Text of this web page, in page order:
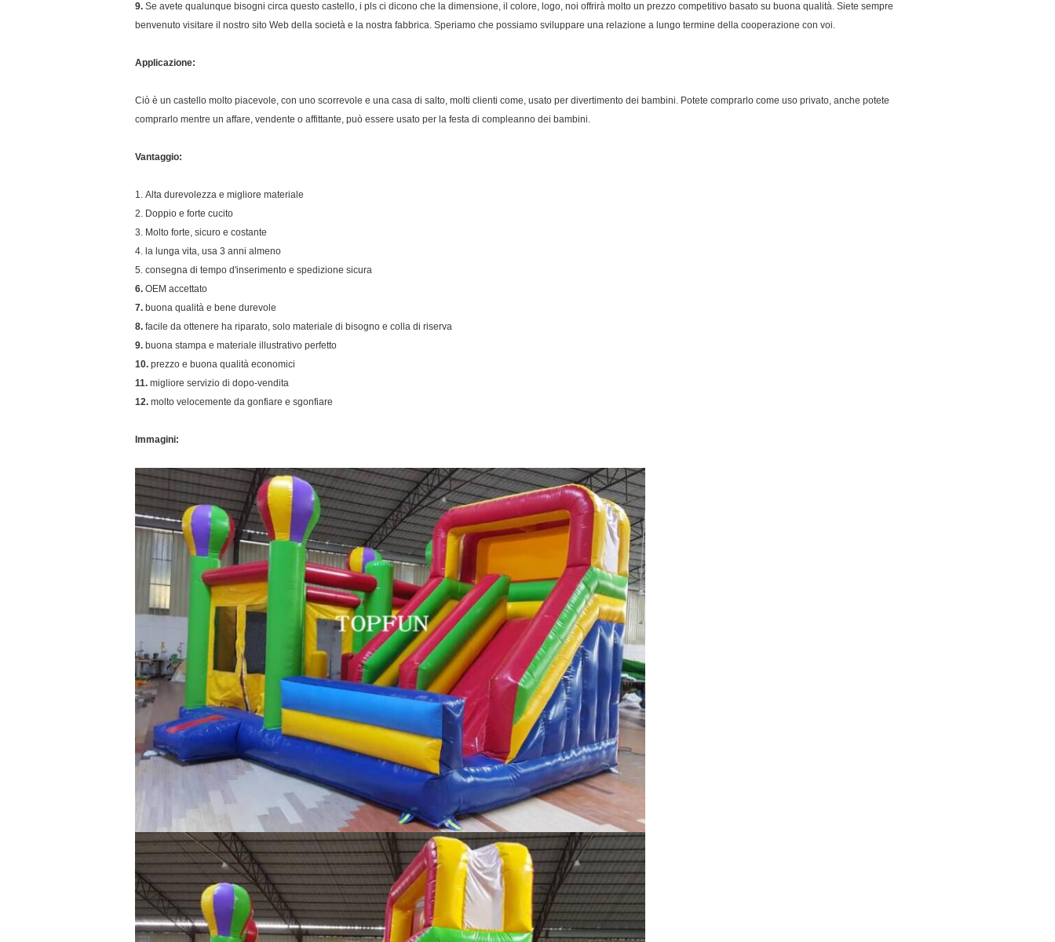
9. Se avete qualunque bisogni circa questo castello, i pls ci dicono che la dimensione, il colore, logo, noi offrirà molto un prezzo competitivo basato su buona qualità. Siete sempre
benvenuto visitare il nostro sito Web della società e la nostra fabbrica. Speriamo che possiamo sviluppare una relazione a lungo termine della cooperazione con voi.
Applicazione:
Ciò è un castello molto piacevole, con uno scorrevole e una casa di salto, molti clienti come, usato per divertimento dei bambini. Potete comprarlo come uso privato, anche potete
comprarlo mentre un affare, vendente o affittante, può essere usato per la festa di compleanno dei bambini.
Vantaggio:
1. Alta durevolezza e migliore materiale
2. Doppio e forte cucito
3. Molto forte, sicuro e costante
4. la lunga vita, usa 3 anni almeno
5. consegna di tempo d'inserimento e spedizione sicura
6. OEM accettato
7. buona qualità e bene durevole
8. facile da ottenere ha riparato, solo materiale di bisogno e colla di riserva
9. buona stampa e materiale illustrativo perfetto
10. prezzo e buona qualità economici
11. migliore servizio di dopo-vendita
12. molto velocemente da gonfiare e sgonfiare
Immagini: